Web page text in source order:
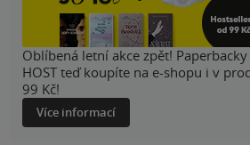
Oblíbená letní akce zpět!
HOST teď koupíte na e-shopu i v
99 Kč!
Více informací